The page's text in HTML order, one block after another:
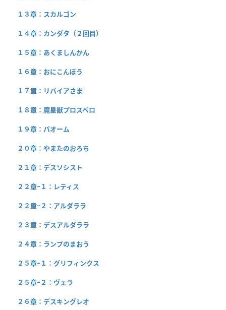
１３章：スカルゴン
１４章：カンダタ（２回目）
１５章：あくましんかん
１６章：おにこんぼう
１７章：リバイアさま
１８章：魔星獣プロスペロ
１９章：パオーム
２０章：やまたのおろち
２１章：デスソシスト
２２章−１：レティス
２２章−２：アルダララ
２３章：デスアルダララ
２４章：ランプのまおう
２５章−１：グリフィンクス
２５章−２：ヴェラ
２６章：デスキングレオ